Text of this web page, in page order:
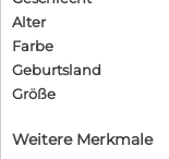
Alter
Farbe
Geburtsland
Größe
Weitere Merkmale